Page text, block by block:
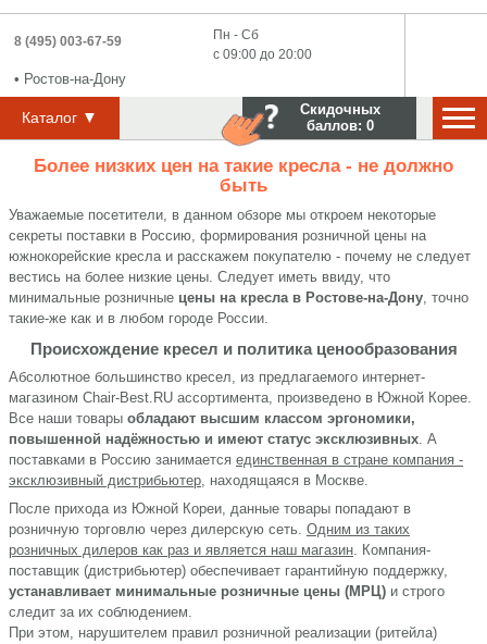
8 (495) 003-67-59
• Ростов-на-Дону
Пн - Сб
с 09:00 до 20:00
Каталог ▼
Скидочных
баллов: 0
Более низких цен на такие кресла - не должно
быть
Уважаемые посетители, в данном обзоре мы откроем некоторые
секреты поставки в Россию, формирования розничной цены на
южнокорейские кресла и расскажем покупателю - почему не следует
вестись на более низкие цены. Следует иметь ввиду, что
минимальные розничные цены на кресла в Ростове-на-Дону, точно
такие-же как и в любом городе России.
Происхождение кресел и политика ценообразования
Абсолютное большинство кресел, из предлагаемого интернет-
магазином Chair-Best.RU ассортимента, произведено в Южной Корее.
Все наши товары обладают высшим классом эргономики,
повышенной надёжностью и имеют статус эксклюзивных. А
поставками в Россию занимается единственная в стране компания -
эксклюзивный дистрибьютер, находящаяся в Москве.
После прихода из Южной Кореи, данные товары попадают в
розничную торговлю через дилерскую сеть. Одним из таких
розничных дилеров как раз и является наш магазин. Компания-
поставщик (дистрибьютер) обеспечивает гарантийную поддержку,
устанавливает минимальные розничные цены (МРЦ) и строго
следит за их соблюдением.
При этом, нарушителем правил розничной реализации (ритейла)